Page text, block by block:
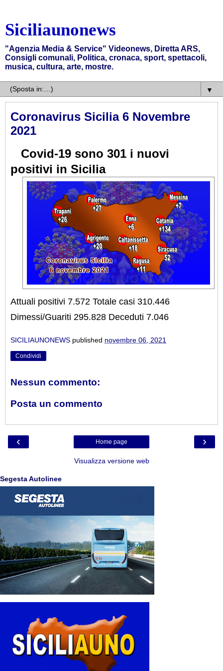
Siciliaunonews
"Agenzia Media & Service" Videonews, Diretta ARS,
Consigli comunali, Politica, cronaca, sport, spettacoli,
musica, cultura, arte, mostre.
▼
Coronavirus Sicilia 6 Novembre
2021
Covid-19 sono 301 i nuovi
positivi in Sicilia
Attuali positivi 7.572 Totale casi 310.446
Dimessi/Guariti 295.828 Deceduti 7.046
SICILIAUNONEWS published novembre 06, 2021
Condividi
Nessun commento:
Posta un commento
‹ ›
Home page
Visualizza versione web
Segesta Autolinee